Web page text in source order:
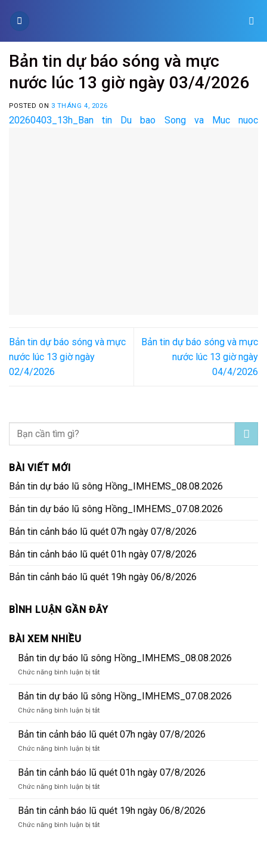
Bản tin dự báo sóng và mực
nước lúc 13 giờ ngày 03/4/2026
POSTED ON 3 THÁNG 4, 2026
20260403_13h_Ban tin Du bao Song va Muc nuoc
Bản tin dự báo sóng và mực
nước lúc 13 giờ ngày
02/4/2026
Bản tin dự báo sóng và mực
nước lúc 13 giờ ngày
04/4/2026
BÀI VIẾT MỚI
Bản tin dự báo lũ sông Hồng_IMHEMS_08.08.2026
Bản tin dự báo lũ sông Hồng_IMHEMS_07.08.2026
Bản tin cảnh báo lũ quét 07h ngày 07/8/2026
Bản tin cảnh báo lũ quét 01h ngày 07/8/2026
Bản tin cảnh báo lũ quét 19h ngày 06/8/2026
BÌNH LUẬN GẦN ĐÂY
BÀI XEM NHIỀU
Bản tin dự báo lũ sông Hồng_IMHEMS_08.08.2026
Chức năng bình luận bị tắtở
tin
báo
sông
Hồng_IMHEMS_08.08.2026
Bản tin dự báo lũ sông Hồng_IMHEMS_07.08.2026
Chức năng bình luận bị tắtở
tin
báo
sông
Hồng_IMHEMS_07.08.2026
Bản tin cảnh báo lũ quét 07h ngày 07/8/2026
Chức năng bình luận bị tắtở
tin
báo
quét
07h
Bản tin cảnh báo lũ quét 01h ngày 07/8/2026
Chức năng bình luận bị tắtở
tin
báo
Bản tin cảnh báo lũ quét 19h ngày 06/8/2026
Chức năng bình luận bị tắtở